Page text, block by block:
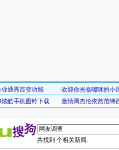
共找到 个相关新闻.